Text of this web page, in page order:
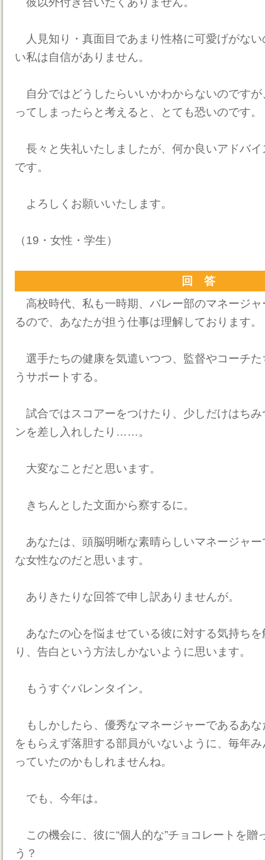
人見知り・真面目であまり性格に可愛げがな
い私は自信がありません。
自分ではどうしたらいいかわからないのです
ってしまったらと考えると、とても恐いのです。
長々と失礼いたしましたが、何か良いアドバ
です。
よろしくお願いいたします。
（19・女性・学生）
回 答
高校時代、私も一時期、バレー部のマネージ
るので、あなたが担う仕事は理解しております。
選手たちの健康を気遣いつつ、監督やコーチ
うサポートする。
試合ではスコアーをつけたり、少しだけはち
ンを差し入れしたり……。
大変なことだと思います。
きちんとした文面から察するに。
あなたは、頭脳明晰な素晴らしいマネージャ
な女性なのだと思います。
ありきたりな回答で申し訳ありませんが。
あなたの心を悩ませている彼に対する気持ちを
り、告白という方法しかないように思います。
もうすぐバレンタイン。
もしかしたら、優秀なマネージャーであるあ
をもらえず落胆する部員がいないように、毎年
っていたのかもしれませんね。
でも、今年は。
この機会に、彼に“個人的な”チョコレートを贈
う？